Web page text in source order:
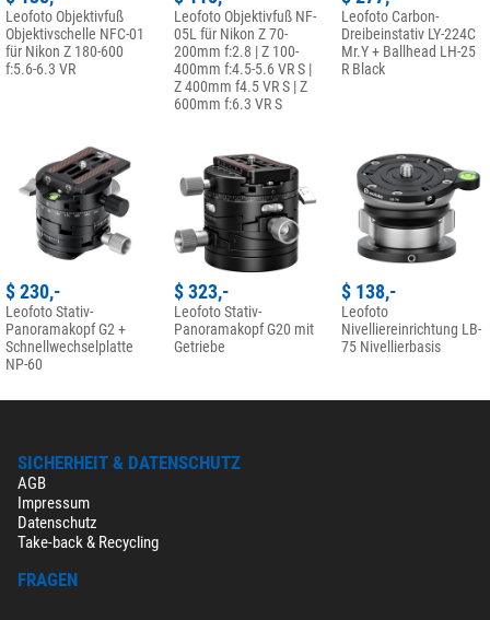
Leofoto Objektivfuß
Objektivschelle NFC-01
für Nikon Z 180-600
f:5.6-6.3 VR
Leofoto Objektivfuß NF-
05L für Nikon Z 70-
200mm f:2.8 | Z 100-
400mm f:4.5-5.6 VR S |
Z 400mm f4.5 VR S | Z
600mm f:6.3 VR S
Leofoto Carbon-
Dreibeinstativ LY-224C
Mr.Y + Ballhead LH-25
R Black
$ 230,-
Leofoto Stativ-
Panoramakopf G2 +
Schnellwechselplatte
NP-60
$ 323,-
Leofoto Stativ-
Panoramakopf G20 mit
Getriebe
$ 138,-
Leofoto
Nivelliereinrichtung LB-
75 Nivellierbasis
SICHERHEIT & DATENSCHUTZ
AGB
Impressum
Datenschutz
Take-back & Recycling
FRAGEN